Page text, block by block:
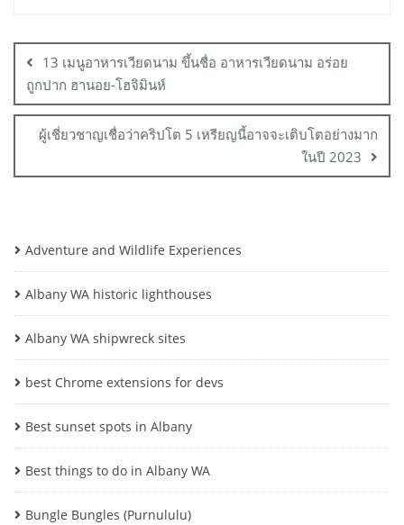
navigation
13 เมนูอาหารเวียดนาม ขึ้นชื่อ อาหารเวียดนาม อร่อย
ถูกปาก ฮานอย-โฮจิมินห์
ผู้เชี่ยวชาญเชื่อว่าคริปโต 5 เหรียญนี้อาจจะเติบโตอย่างมาก
ในปี 2023
Adventure and Wildlife Experiences
Albany WA historic lighthouses
Albany WA shipwreck sites
best Chrome extensions for devs
Best sunset spots in Albany
Best things to do in Albany WA
Bungle Bungles (Purnululu)